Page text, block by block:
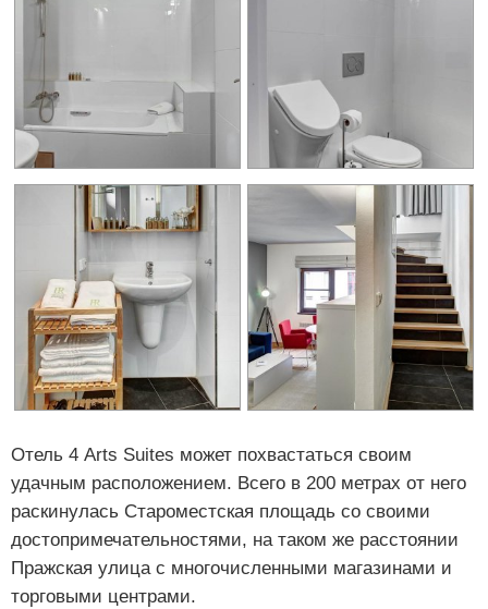
Отель 4 Arts Suites может похвастаться своим
удачным расположением. Всего в 200 метрах от него
раскинулась Староместская площадь со своими
достопримечательностями, на таком же расстоянии
Пражская улица с многочисленными магазинами и
торговыми центрами.